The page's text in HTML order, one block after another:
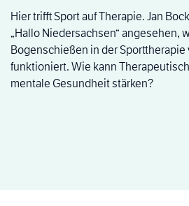
Hier trifft Sport auf Therapie. Jan
„Hallo Niedersachsen“ angesehen,
Bogenschießen in der Sporttherapie
funktioniert. Wie kann
mentale Gesundheit stärken?